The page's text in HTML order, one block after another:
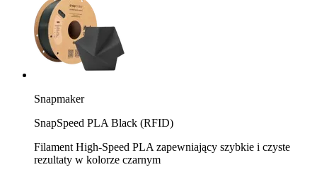
Snapmaker
SnapSpeed PLA Black (RFID)
Filament High-Speed PLA zapewniający szybkie i czyste
rezultaty w kolorze czarnym